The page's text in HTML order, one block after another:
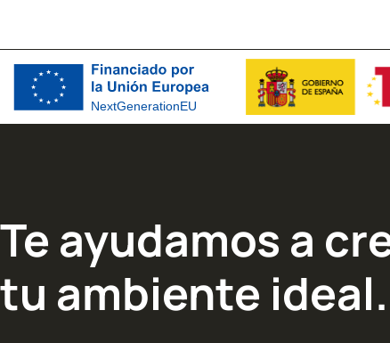
Te ayudamos a
tu ambiente ideal.